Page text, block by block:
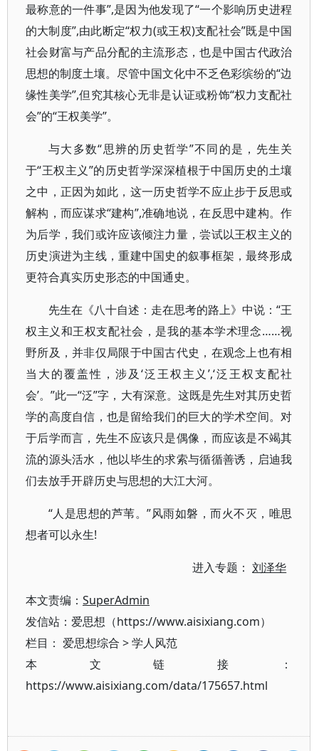
最称意的一件事”,是因为他发现了“一个影响历史进程
的大制度”,由此断定“权力(或王权)支配社会”既是中国
社会财富与产品分配的主流形态，也是中国古代政治
思想的制度土壤。尽管中国文化中不乏色彩缤纷的“边
缘性美学”,但究其核心无非是认证或粉饰“权力支配社
会”的“王权美学”。
与大多数“思辨的历史哲学”不同的是，先生关
于“王权主义”的历史哲学深深植根于中国历史的土壤
之中，正因为如此，这一历史哲学不应止步于反思或
解构，而应谋求“建构”,准确地说，在反思中建构。作
为后学，我们或许应该倾注力量，尝试以王权主义的
历史演进为主线，重建中国史的叙事框架，最终形成
更符合真实历史形态的中国通史。
先生在《八十自述：走在思考的路上》中说：“王
权主义和王权支配社会，是我的基本学术理念……视
野所及，并非仅局限于中国古代史，在观念上也有相
当大的覆盖性，涉及‘泛王权主义’,‘泛王权支配社
会’。”此一“泛”字，大有深意。这既是先生对其历史哲
学的高度自信，也是留给我们的巨大的学术空间。对
于后学而言，先生不应该只是偶像，而应该是不竭其
流的源头活水，他以毕生的求索与循循善诱，启迪我
们去放手开辟历史与思想的大江大河。
“人是思想的芦苇。”风雨如磐，而火不灭，唯思
想者可以永生!
进入专题：刘泽华
本文责编： SuperAdmin
发信站：爱思想（https://www.aisixiang.com）
栏目： 爱思想综合 >学人风范
本文链接：
https://www.aisixiang.com/data/175657.html